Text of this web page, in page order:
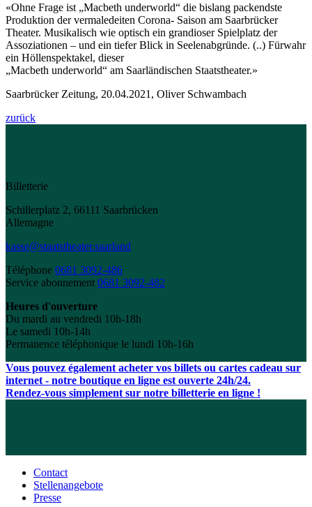
«Ohne Frage ist „Macbeth underworld“ die bislang packendste
Produktion der vermaledeiten Corona- Saison am Saarbrücker
Theater. Musikalisch wie optisch ein grandioser Spielplatz der
Assoziationen – und ein tiefer Blick in Seelenabgründe. (..) Fürwahr
ein Höllenspektakel, dieser
„Macbeth underworld“ am Saarländischen Staatstheater.»
Saarbrücker Zeitung, 20.04.2021, Oliver Schwambach
zurück
Billetterie
Schillerplatz 2, 66111 Saarbrücken
Allemagne
kasse@staatstheater.saarland
Téléphone 0681 3092-486
Service abonnement 0681 3092-482
Heures d'ouverture
Du mardi au vendredi 10h-18h
Le samedi 10h-14h
Permanence téléphonique le lundi 10h-16h
Vous pouvez également acheter vos billets ou cartes cadeau sur
internet - notre boutique en ligne est ouverte 24h/24.
Rendez-vous simplement sur notre billetterie en ligne !
Contact
Stellenangebote
Presse